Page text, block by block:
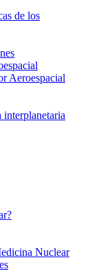
de los
Aeroespacial
Nuclear